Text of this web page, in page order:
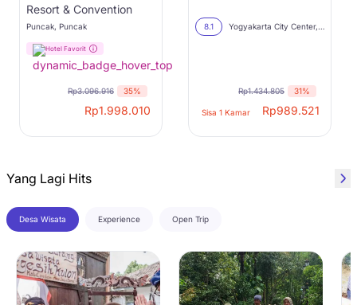
Resort & Convention
Puncak, Puncak
Hotel Favorit
Rp3.096.916 35%
Rp1.998.010
8.1 Yogyakarta City Center, Yogyakarta
Rp1.434.805 31%
Sisa 1 Kamar Rp989.521
Yang Lagi Hits
Desa Wisata Experience Open Trip